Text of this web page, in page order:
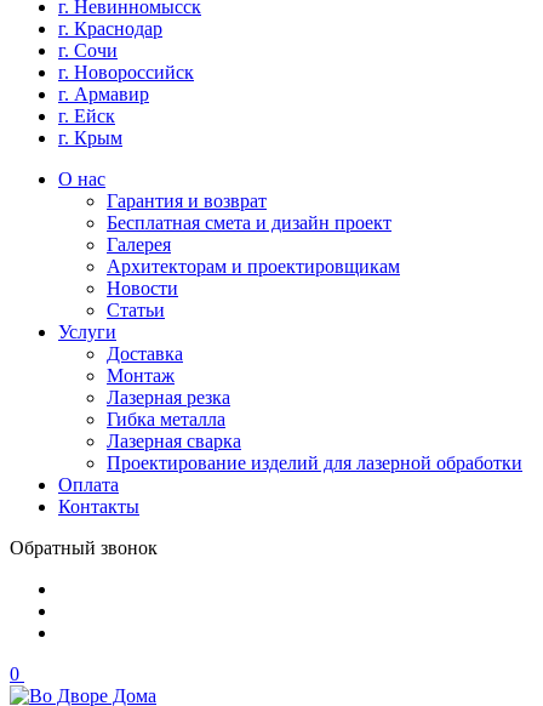
г. Невинномысск
г. Краснодар
г. Сочи
г. Новороссийск
г. Армавир
г. Ейск
г. Крым
О нас
Гарантия и возврат
Бесплатная смета и дизайн проект
Галерея
Архитекторам и проектировщикам
Новости
Статьи
Услуги
Доставка
Монтаж
Лазерная резка
Гибка металла
Лазерная сварка
Проектирование изделий для лазерной обработки
Оплата
Контакты
Обратный звонок
0